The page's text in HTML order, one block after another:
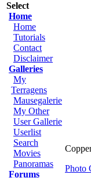
Select
Home
Home
Tutorials
Contact
Disclaimer
Galleries
My
Terragens
Mausegalerie
My Other
User Gallerie
Userlist
Search
Movies
Panoramas
Forums
Photo